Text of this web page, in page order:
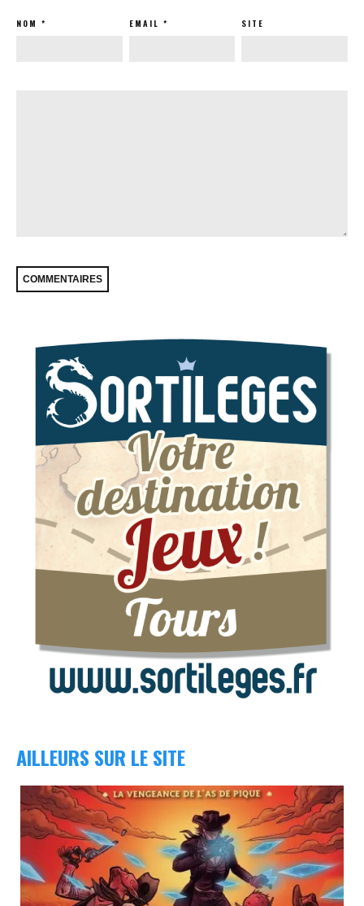
NOM * EMAIL * SITE
AILLEURS SUR LE SITE